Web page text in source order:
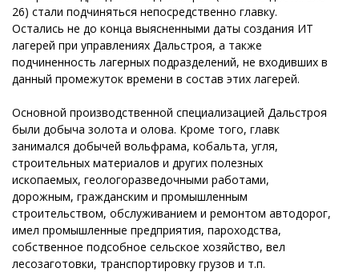
26) стали подчиняться непосредственно главку.
Остались не до конца выясненными даты создания ИТ
лагерей при управлениях Дальстроя, а также
подчиненность лагерных подразделений, не входивших в
данный промежуток времени в состав этих лагерей.
Основной производственной специализацией Дальстроя
были добыча золота и олова. Кроме того, главк
занимался добычей вольфрама, кобальта, угля,
строительных материалов и других полезных
ископаемых, геологоразведочными работами,
дорожным, гражданским и промышленным
строительством, обслуживанием и ремонтом автодорог,
имел промышленные предприятия, пароходства,
собственное подсобное сельское хозяйство, вел
лесозаготовки, транспортировку грузов и т.п.